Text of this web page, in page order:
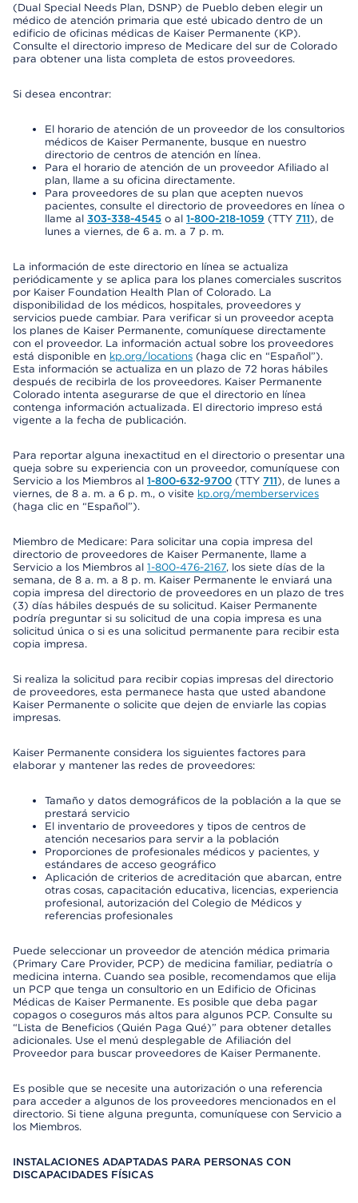
(Dual Special Needs Plan, DSNP) de Pueblo deben elegir un
médico de atención primaria que esté ubicado dentro de un
edificio de oficinas médicas de Kaiser Permanente (KP).
Consulte el directorio impreso de Medicare del sur de Colorado
para obtener una lista completa de estos proveedores.
Si desea encontrar:
El horario de atención de un proveedor de los consultorios
médicos de Kaiser Permanente, busque en nuestro
directorio de centros de atención en línea.
Para el horario de atención de un proveedor Afiliado al
plan, llame a su oficina directamente.
Para proveedores de su plan que acepten nuevos
pacientes, consulte el directorio de proveedores en línea o
llame al 303-338-4545 o al 1-800-218-1059 (TTY 711), de
lunes a viernes, de 6 a. m. a 7 p. m.
La información de este directorio en línea se actualiza
periódicamente y se aplica para los planes comerciales suscritos
por Kaiser Foundation Health Plan of Colorado. La
disponibilidad de los médicos, hospitales, proveedores y
servicios puede cambiar. Para verificar si un proveedor acepta
los planes de Kaiser Permanente, comuníquese directamente
con el proveedor. La información actual sobre los proveedores
está disponible en kp.org/locations (haga clic en “Español”).
Esta información se actualiza en un plazo de 72 horas hábiles
después de recibirla de los proveedores. Kaiser Permanente
Colorado intenta asegurarse de que el directorio en línea
contenga información actualizada. El directorio impreso está
vigente a la fecha de publicación.
Para reportar alguna inexactitud en el directorio o presentar una
queja sobre su experiencia con un proveedor, comuníquese con
Servicio a los Miembros al 1-800-632-9700 (TTY 711), de lunes a
viernes, de 8 a. m. a 6 p. m., o visite kp.org/memberservices
(haga clic en “Español”).
Miembro de Medicare: Para solicitar una copia impresa del
directorio de proveedores de Kaiser Permanente, llame a
Servicio a los Miembros al 1-800-476-2167, los siete días de la
semana, de 8 a. m. a 8 p. m. Kaiser Permanente le enviará una
copia impresa del directorio de proveedores en un plazo de tres
(3) días hábiles después de su solicitud. Kaiser Permanente
podría preguntar si su solicitud de una copia impresa es una
solicitud única o si es una solicitud permanente para recibir esta
copia impresa.
Si realiza la solicitud para recibir copias impresas del directorio
de proveedores, esta permanece hasta que usted abandone
Kaiser Permanente o solicite que dejen de enviarle las copias
impresas.
Kaiser Permanente considera los siguientes factores para
elaborar y mantener las redes de proveedores:
Tamaño y datos demográficos de la población a la que se
prestará servicio
El inventario de proveedores y tipos de centros de
atención necesarios para servir a la población
Proporciones de profesionales médicos y pacientes, y
estándares de acceso geográfico
Aplicación de criterios de acreditación que abarcan, entre
otras cosas, capacitación educativa, licencias, experiencia
profesional, autorización del Colegio de Médicos y
referencias profesionales
Puede seleccionar un proveedor de atención médica primaria
(Primary Care Provider, PCP) de medicina familiar, pediatría o
medicina interna. Cuando sea posible, recomendamos que elija
un PCP que tenga un consultorio en un Edificio de Oficinas
Médicas de Kaiser Permanente. Es posible que deba pagar
copagos o coseguros más altos para algunos PCP. Consulte su
“Lista de Beneficios (Quién Paga Qué)” para obtener detalles
adicionales. Use el menú desplegable de Afiliación del
Proveedor para buscar proveedores de Kaiser Permanente.
Es posible que se necesite una autorización o una referencia
para acceder a algunos de los proveedores mencionados en el
directorio. Si tiene alguna pregunta, comuníquese con Servicio a
los Miembros.
INSTALACIONES ADAPTADAS PARA PERSONAS CON
DISCAPACIDADES FÍSICAS